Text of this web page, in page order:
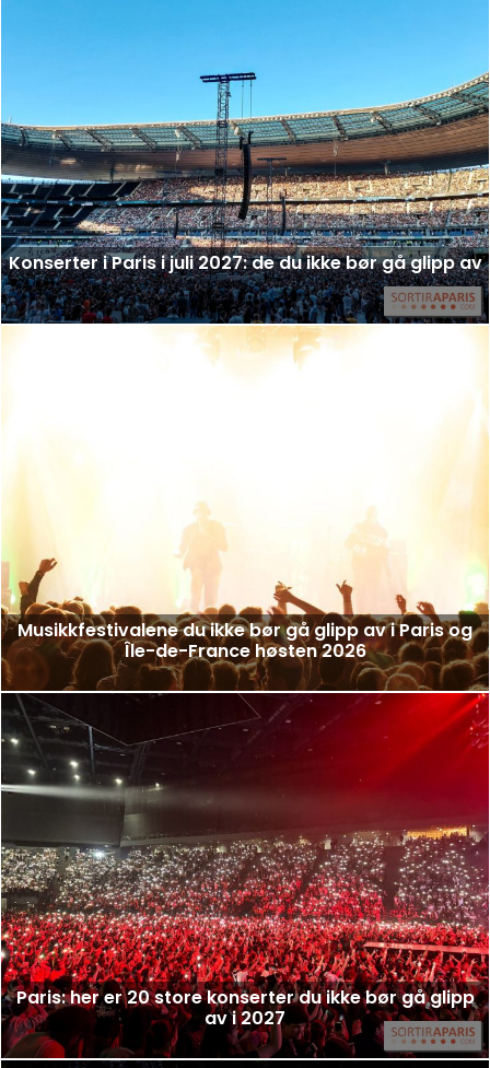
Konserter i Paris i juli 2027: de du ikke bør gå glipp av
Musikkfestivalene du ikke bør gå glipp av i Paris og
Île-de-France høsten 2026
Paris: her er 20 store konserter du ikke bør gå glipp
av i 2027